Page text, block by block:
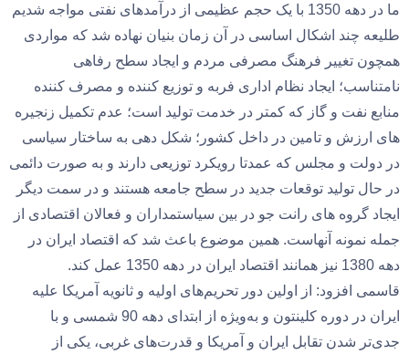
ما در دهه 1350 با یک حجم عظیمی از درآمدهای نفتی مواجه شدیم
طلیعه چند اشکال اساسی در آن زمان بنیان نهاده شد که مواردی
همچون تغییر فرهنگ مصرفی مردم و ایجاد سطح رفاهی
نامتناسب؛ ایجاد نظام اداری فربه و توزیع کننده و مصرف کننده
منابع نفت و گاز که کمتر در خدمت تولید است؛ عدم تکمیل زنجیره
های ارزش و تامین در داخل کشور؛ شکل دهی به ساختار سیاسی
در دولت و مجلس که عمدتا رویکرد توزیعی دارند و به صورت دائمی
در حال تولید توقعات جدید در سطح جامعه هستند و در سمت دیگر
ایجاد گروه های رانت جو در بین سیاستمداران و فعالان اقتصادی از
جمله نمونه آنهاست. همین موضوع باعث شد که اقتصاد ایران در
دهه 1380 نیز همانند اقتصاد ایران در دهه 1350 عمل کند.
قاسمی افزود: از اولین دور تحریم‌های اولیه و ثانویه آمریکا علیه
ایران در دوره کلینتون و به‌ویژه از ابتدای دهه 90 شمسی و با
جدی‌تر شدن تقابل ایران و آمریکا و قدرت‌های غربی، یکی از